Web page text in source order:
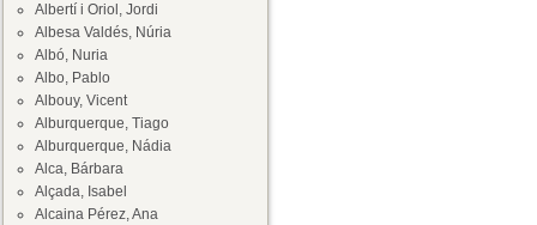
Albertí i Oriol, Jordi
Albesa Valdés, Núria
Albó, Nuria
Albo, Pablo
Albouy, Vicent
Alburquerque, Tiago
Alburquerque, Nádia
Alca, Bárbara
Alçada, Isabel
Alcaina Pérez, Ana